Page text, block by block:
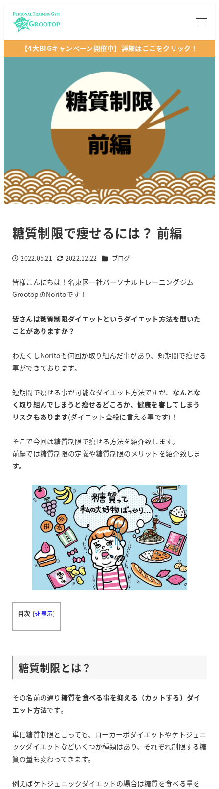
【4大BIGキャンペーン開催中】詳細はここをクリック！
糖質制限で痩せるには？ 前編
投稿日
2022.05.21
更新日
2022.12.22 カテゴリー
ブログ
皆様こんにちは！名東区一社パーソナルトレーニングジム
GrootopのNoritoです！
皆さんは糖質制限ダイエットというダイエット方法を聞いた
ことがありますか？
わたくしNoritoも何回か取り組んだ事があり、短期間で痩せる
事ができております。
短期間で痩せる事が可能なダイエット方法ですが、 なんとな
く取り組んでしまうと痩せるどころか、健康を害してしまう
リスクもあります(ダイエット全般に言える事です)！
そこで今回は糖質制限で痩せる方法を紹介致します。
前編では糖質制限の定義や糖質制限のメリットを紹介致しま
す。
目次 [非表示]
糖質制限とは？
その名前の通り 糖質を食べる事を抑える（カットする）ダイ
エット方法です。
単に糖質制限と言っても、ローカーボダイエットやケトジェニ
ックダイエットなどいくつか種類はあり、それぞれ制限する糖
質の量も変わってきます。
例えばケトジェニックダイエットの場合は糖質を食べる量を